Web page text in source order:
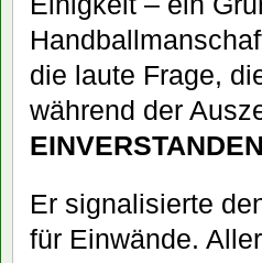
die laute Frage,
während der
Er signalisierte
für Einwände.